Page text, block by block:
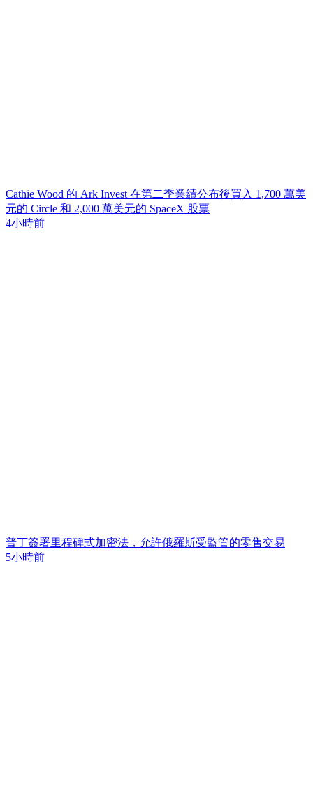
Cathie Wood 的 Ark Invest 在第二季業績公布後買入 1,700 萬美
元的 Circle 和 2,000 萬美元的 SpaceX 股票
4小時前
普丁簽署里程碑式加密法，允許俄羅斯受監管的零售交易
5小時前